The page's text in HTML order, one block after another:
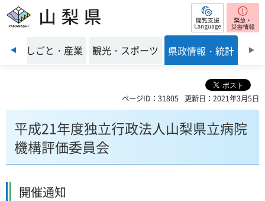
山梨県 閲覧支援
前のスライドを表示
境 しごと・産業 観光・スポーツ 県政情報・統計
ページID：31805 更新日：2021年3月5日
平成21年度独立行政法人山梨県立病院
機構評価委員会
開催通知